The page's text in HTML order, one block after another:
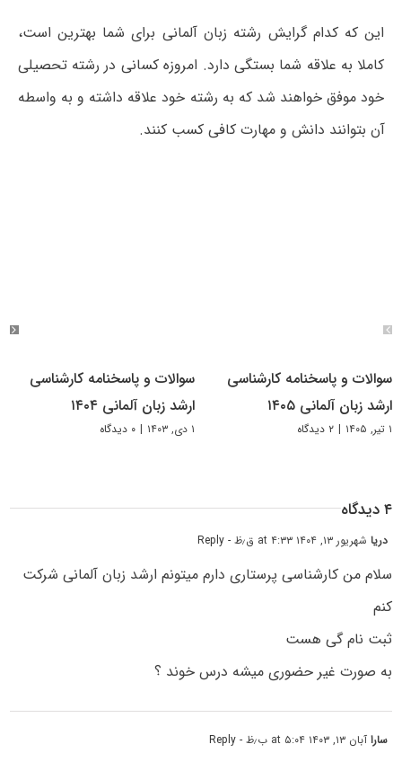
این که کدام گرایش رشته زبان آلمانی برای شما بهترین است،
کاملا به علاقه شما بستگی دارد. امروزه کسانی در رشته تحصیلی
خود موفق خواهند شد که به رشته خود علاقه داشته و به واسطه
آن بتوانند دانش و مهارت کافی کسب کنند.
سوالات و پاسخنامه کارشناسی
ارشد زبان آلمانی ۱۴۰۵
۱ تیر, ۱۴۰۵ | ۲ دیدگاه
سوالات و پاسخنامه کارشناسی
ارشد زبان آلمانی ۱۴۰۴
۱ دی, ۱۴۰۳ | ۰ دیدگاه
۴ دیدگاه
دریاشهریور ۱۳, ۱۴۰۴ at ۴:۳۳ ق٫ظ - Reply
سلام من کارشناسی پرستاری دارم میتونم‌ ارشد زبان آلمانی شرکت
کنم
ثبت نام گی هست
به صورت غیر حضوری میشه درس خوند ؟
ساراآبان ۱۳, ۱۴۰۳ at ۵:۰۴ ب٫ظ - Reply